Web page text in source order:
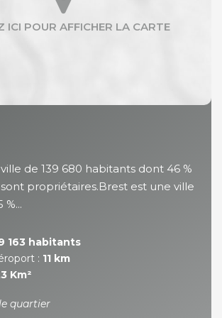
de 139 680 habitants dont 46 %
propriétaires.Brest est une ville
163 habitants
: 11 km
Km²
quartier